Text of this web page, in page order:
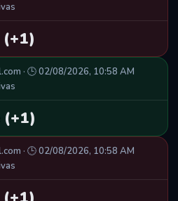
· 🕒 02/08/2026, 10:58 AM
· 🕒 02/08/2026, 10:58 AM